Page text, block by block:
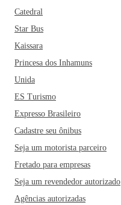
Catedral
Star Bus
Kaissara
Princesa dos Inhamuns
Unida
ES Turismo
Expresso Brasileiro
Cadastre seu ônibus
Seja um motorista parceiro
Fretado para empresas
Seja um revendedor autorizado
Agências autorizadas